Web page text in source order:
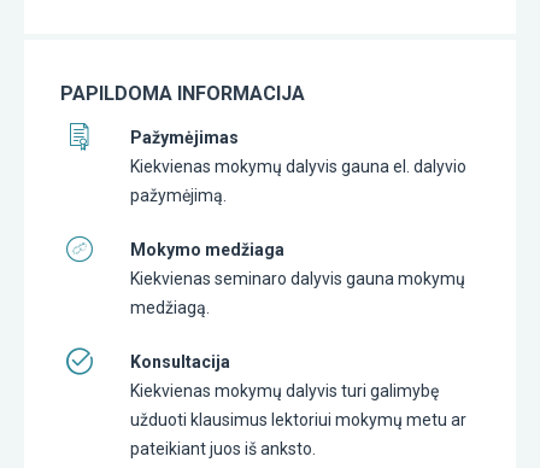
PAPILDOMA INFORMACIJA
Pažymėjimas
Kiekvienas mokymų dalyvis gauna el. dalyvio
pažymėjimą.
Mokymo medžiaga
Kiekvienas seminaro dalyvis gauna mokymų
medžiagą.
Konsultacija
Kiekvienas mokymų dalyvis turi galimybę
užduoti klausimus lektoriui mokymų metu ar
pateikiant juos iš anksto.